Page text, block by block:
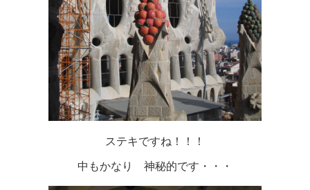
ステキですね！！！
中もかなり 神秘的です・・・